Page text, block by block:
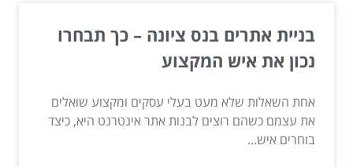
בניית אתרים בנס ציונה – כך תבחרו
נכון את איש המקצוע
אחת השאלות שלא מעט בעלי עסקים ומקצוע שואלים
את עצמם כשהם רוצים לבנות אתר אינטרנט היא, כיצד
בוחרים איש...